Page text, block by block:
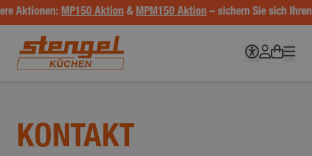
Aktionen: MP150 Aktion & MPM150 Aktion– sichern Sie sich
KONTAKT